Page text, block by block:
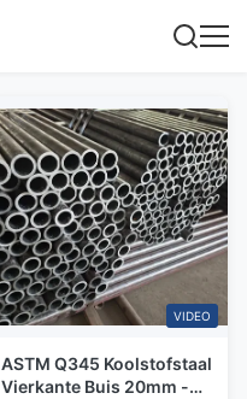
VIDEO
ASTM Q345 Koolstofstaal
Vierkante Buis 20mm -